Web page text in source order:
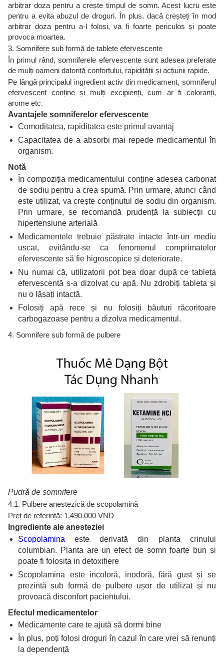
arbitrar doza pentru a crește timpul de somn. Acest lucru este
pentru a evita abuzul de droguri. În plus, dacă creșteți în mod
arbitrar doza pentru a-l folosi, va fi foarte periculos și poate
provoca moartea.
3. Somnifere sub formă de tablete efervescente
În primul rând, somniferele efervescente sunt adesea preferate
de mulți oameni datorită confortului, rapidității și acțiunii rapide.
Pe lângă principalul ingredient activ din medicament, somniferul
efervescent conține și mulți excipienți, cum ar fi coloranți,
arome etc.
Avantajele somniferelor efervescente
Comoditatea, rapiditatea este primul avantaj
Capacitatea de a absorbi mai repede medicamentul în
organism.
Notă
În compoziția medicamentului conține adesea carbonat
de sodiu pentru a crea spumă. Prin urmare, atunci când
este utilizat, va crește conținutul de sodiu din organism.
Prin urmare, se recomandă prudență la subiecții cu
hipertensiune arterială
Medicamentele trebuie păstrate intacte într-un mediu
uscat, evitându-se ca fenomenul comprimatelor
efervescente să fie higroscopice și deteriorate.
Nu numai că, utilizatorii pot bea doar după ce tableta
efervescentă s-a dizolvat cu apă. Nu zdrobiți tableta și
nu o lăsați intactă.
Folosiți apă rece și nu folosiți băuturi răcoritoare
carbogazoase pentru a dizolva medicamentul.
4. Somnifere sub formă de pulbere
Pudră de somnifere
4.1. Pulbere anestezică de scopolamină
Preț de referință: 1.490.000 VND
Ingrediente ale anesteziei
Scopolamina este derivată din planta crinului
columbian. Planta are un efect de somn foarte bun si
poate fi folosita in detoxifiere
Scopolamina este incoloră, inodoră, fără gust și se
prezintă sub formă de pulbere ușor de utilizat și nu
provoacă disconfort pacientului.
Efectul medicamentelor
Medicamente care te ajută să dormi bine
În plus, poți folosi droguri în cazul în care vrei să renunți
la dependență